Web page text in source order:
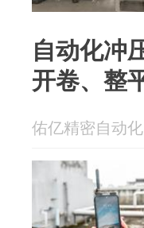
自动化冲
开卷、整
佑亿精密自动